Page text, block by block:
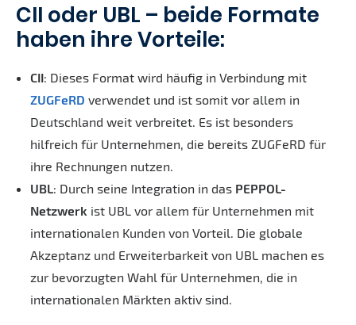
CII oder UBL – beide Formate
haben ihre Vorteile:
CII: Dieses Format wird häufig in Verbindung mit
ZUGFeRD verwendet und ist somit vor allem in
Deutschland weit verbreitet. Es ist besonders
hilfreich für Unternehmen, die bereits ZUGFeRD für
ihre Rechnungen nutzen.
UBL: Durch seine Integration in das PEPPOL-
Netzwerk ist UBL vor allem für Unternehmen mit
internationalen Kunden von Vorteil. Die globale
Akzeptanz und Erweiterbarkeit von UBL machen es
zur bevorzugten Wahl für Unternehmen, die in
internationalen Märkten aktiv sind.